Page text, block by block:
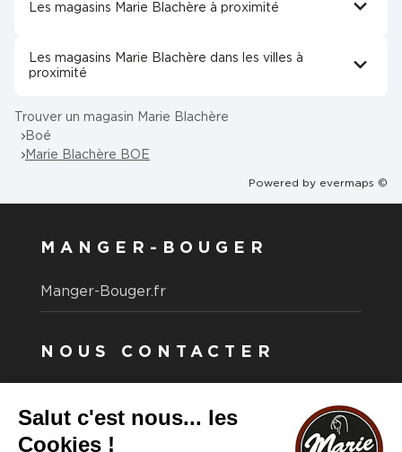
Les magasins Marie Blachère à proximité
Les magasins Marie Blachère dans les villes à
proximité
Trouver un magasin Marie Blachère
Boé
Marie Blachère BOE
Powered by evermaps ©
MANGER-BOUGER
Manger-Bouger.fr
NOUS CONTACTER
Vous souhaitez nous contacter ?
Consultez notre FAQ.